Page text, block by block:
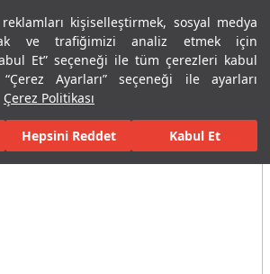
kişiselleştirmek, sosyal medya
ve trafiğimizi analiz etmek için
Et” seçeneği ile tüm çerezleri kabul
Ayarları” seçeneği ile ayarları
Çerez Politikası
Hepsini Reddet Kabul Et
Menü
Konut İçi Alanlar Banyo Seramikleri